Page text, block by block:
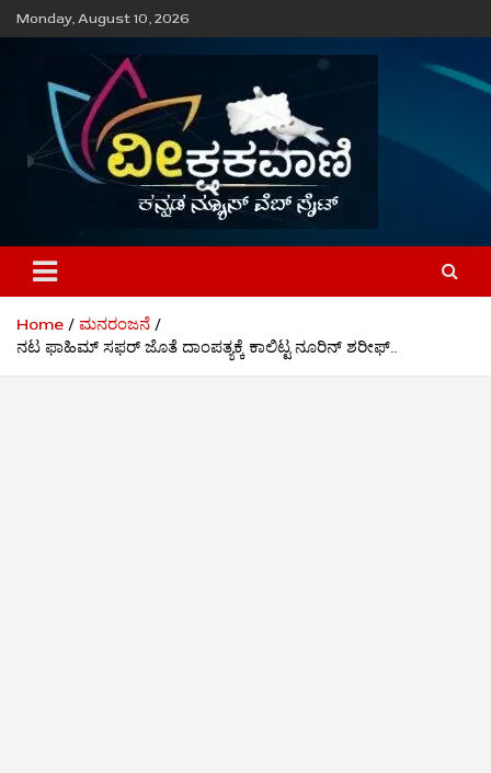
Skip
to
Monday, August 10, 2026
ವೀಕ್ಷಕವಾಣಿ
Home
ಮನರಂಜನೆ
ನಟ ಫಾಹಿಮ್‌ ಸಫರ್‌ ಜೊತೆ ದಾಂಪತ್ಯಕ್ಕೆ ಕಾಲಿಟ್ಟ ನೂರಿನ್‌ ಶರೀಫ್..